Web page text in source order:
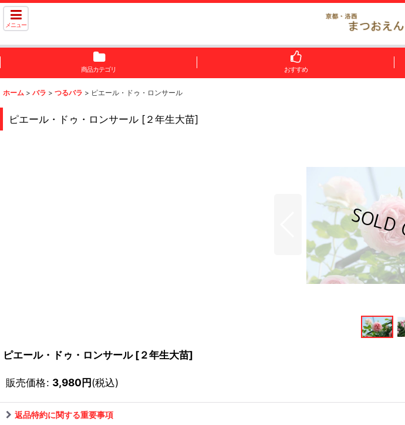
メニュー
商品カテゴリ おすすめ
ホーム > バラ > つるバラ > ピエール・ドゥ・ロンサール
ピエール・ドゥ・ロンサール [２年生大苗]
ピエール・ドゥ・ロンサール [２年生大苗]
販売価格: 3,980円(税込)
返品特約に関する重要事項